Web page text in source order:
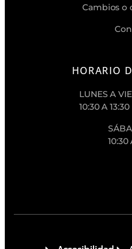
Cambios o
HORARIO
LUNES A
10:30 A
10:30